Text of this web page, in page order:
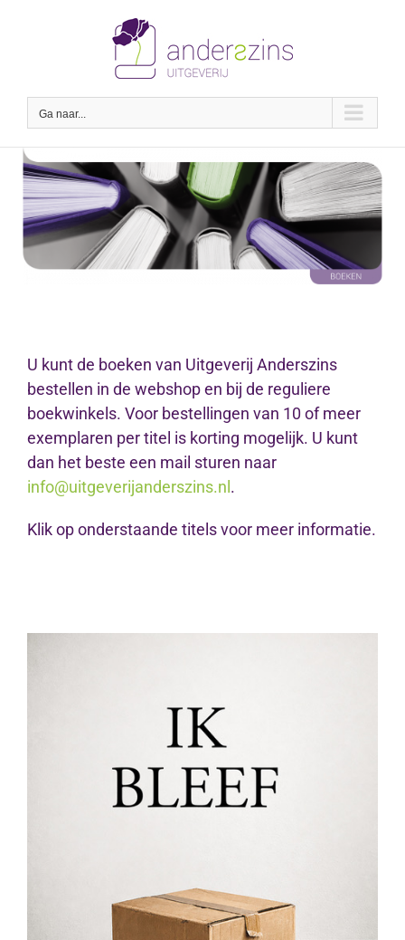
Ga naar...
U kunt de boeken van Uitgeverij Anderszins
bestellen in de webshop en bij de reguliere
boekwinkels. Voor bestellingen van 10 of meer
exemplaren per titel is korting mogelijk. U kunt
dan het beste een mail sturen naar
info@uitgeverijanderszins.nl .
Klik op onderstaande titels voor meer informatie.